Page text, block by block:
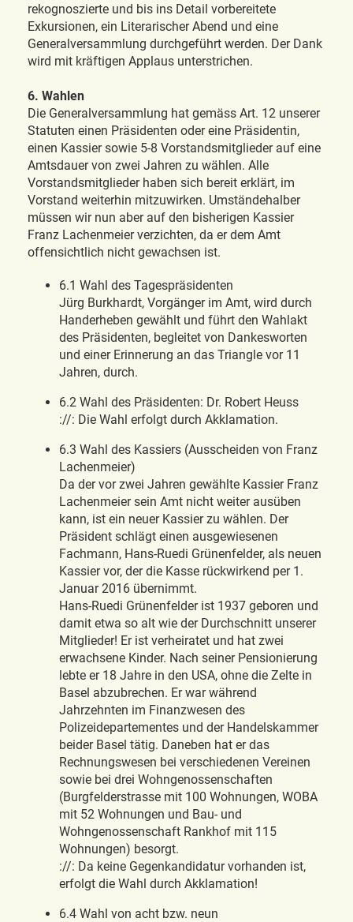
rekognoszierte und bis ins Detail vorbereitete
Exkursionen, ein Literarischer Abend und eine
Generalversammlung durchgeführt werden. Der Dank
wird mit kräftigen Applaus unterstrichen.
6. Wahlen
Die Generalversammlung hat gemäss Art. 12 unserer
Statuten einen Präsidenten oder eine Präsidentin,
einen Kassier sowie 5-8 Vorstandsmitglieder auf eine
Amtsdauer von zwei Jahren zu wählen. Alle
Vorstandsmitglieder haben sich bereit erklärt, im
Vorstand weiterhin mitzuwirken. Umständehalber
müssen wir nun aber auf den bisherigen Kassier
Franz Lachenmeier verzichten, da er dem Amt
offensichtlich nicht gewachsen ist.
6.1 Wahl des Tagespräsidenten
Jürg Burkhardt, Vorgänger im Amt, wird durch
Handerheben gewählt und führt den Wahlakt
des Präsidenten, begleitet von Dankesworten
und einer Erinnerung an das Triangle vor 11
Jahren, durch.
6.2 Wahl des Präsidenten: Dr. Robert Heuss
://: Die Wahl erfolgt durch Akklamation.
6.3 Wahl des Kassiers (Ausscheiden von Franz
Lachenmeier)
Da der vor zwei Jahren gewählte Kassier Franz
Lachenmeier sein Amt nicht weiter ausüben
kann, ist ein neuer Kassier zu wählen. Der
Präsident schlägt einen ausgewiesenen
Fachmann, Hans-Ruedi Grünenfelder, als neuen
Kassier vor, der die Kasse rückwirkend per 1.
Januar 2016 übernimmt.
Hans-Ruedi Grünenfelder ist 1937 geboren und
damit etwa so alt wie der Durchschnitt unserer
Mitglieder! Er ist verheiratet und hat zwei
erwachsene Kinder. Nach seiner Pensionierung
lebte er 18 Jahre in den USA, ohne die Zelte in
Basel abzubrechen. Er war während
Jahrzehnten im Finanzwesen des
Polizeidepartementes und der Handelskammer
beider Basel tätig. Daneben hat er das
Rechnungswesen bei verschiedenen Vereinen
sowie bei drei Wohngenossenschaften
(Burgfelderstrasse mit 100 Wohnungen, WOBA
mit 52 Wohnungen und Bau- und
Wohngenossenschaft Rankhof mit 115
Wohnungen) besorgt.
://: Da keine Gegenkandidatur vorhanden ist,
erfolgt die Wahl durch Akklamation!
6.4 Wahl von acht bzw. neun